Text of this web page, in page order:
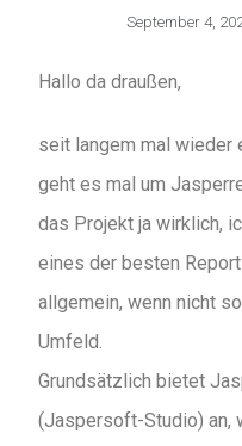
September 4,
Hallo da draußen,
seit langem mal wieder
geht es mal um
das Projekt ja wirklich,
eines der besten
allgemein, wenn nicht
Umfeld.
Grundsätzlich bietet
(Jaspersoft-Studio) an,